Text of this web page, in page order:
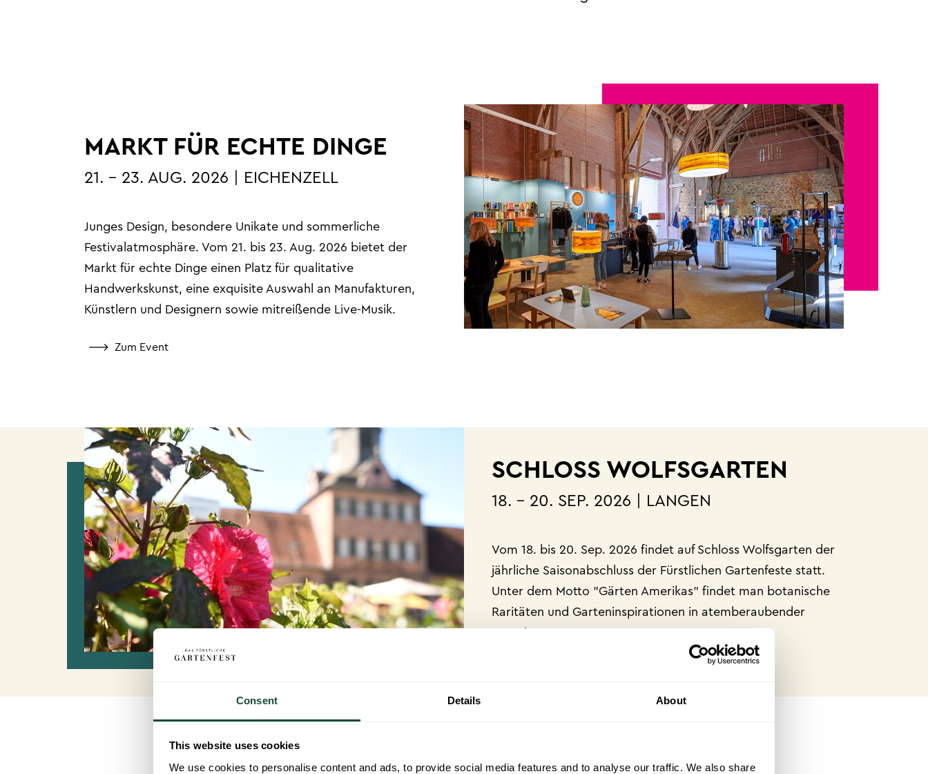
Consent Details About
This website uses cookies
We use cookies to personalise content and ads, to provide social media features and to analyse our traffic. We also share
MARKT FÜR ECHTE DINGE
21. – 23. AUG. 2026 | EICHENZELL
Junges Design, besondere Unikate und sommerliche
Festivalatmosphäre. Vom 21. bis 23. Aug. 2026 bietet der
Markt für echte Dinge einen Platz für qualitative
Handwerkskunst, eine exquisite Auswahl an Manufakturen,
Künstlern und Designern sowie mitreißende Live-Musik.
Zum Event
SCHLOSS WOLFSGARTEN
18. – 20. SEP. 2026 | LANGEN
Vom 18. bis 20. Sep. 2026 findet auf Schloss Wolfsgarten der
jährliche Saisonabschluss der Fürstlichen Gartenfeste statt.
Unter dem Motto "Gärten Amerikas" findet man botanische
Raritäten und Garteninspirationen in atemberaubender
Location.